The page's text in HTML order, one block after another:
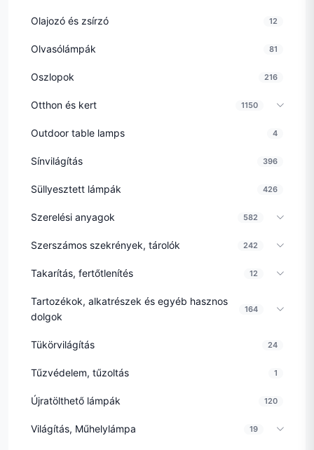
Olajozó és zsírzó 12
Olvasólámpák 81
Oszlopok 216
Otthon és kert 1150
Outdoor table lamps 4
Sínvilágítás 396
Süllyesztett lámpák 426
Szerelési anyagok 582
Szerszámos szekrények, tárolók 242
Takarítás, fertőtlenítés 12
Tartozékok, alkatrészek és egyéb hasznos
dolgok
164
Tükörvilágítás 24
Tűzvédelem, tűzoltás 1
Újratölthető lámpák 120
Világítás, Műhelylámpa 19